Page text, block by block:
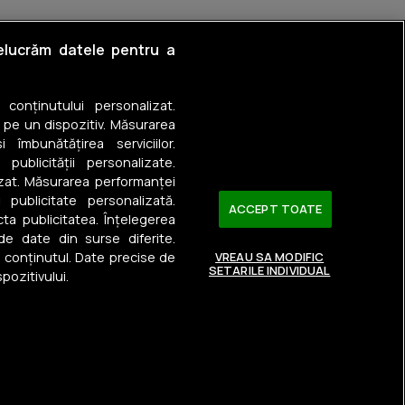
datele pentru a
personalizat.
un dispozitiv. Măsurarea
îmbunătățirea serviciilor.
personalizate.
Măsurarea performanței
personalizată.
publicitatea. Înțelegerea
date din surse diferite.
Date precise de
ACCEPT TOATE
VREAU SA MODIFIC
SETARILE INDIVIDUAL